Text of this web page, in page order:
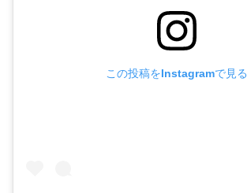
この投稿をInstagramで見る